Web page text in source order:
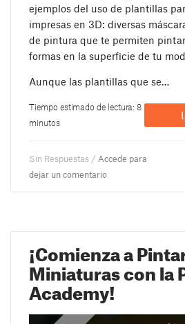
ejemplos del uso de plantillas
impresas en 3D: diversas
de pintura que te permiten
formas en la superficie de tu
Aunque las plantillas que se…
Tiempo estimado de lectura: 8
minutos
Sin Respuestas /Accede para
dejar un comentario
¡Comienza a
Miniaturas con la
Academy!